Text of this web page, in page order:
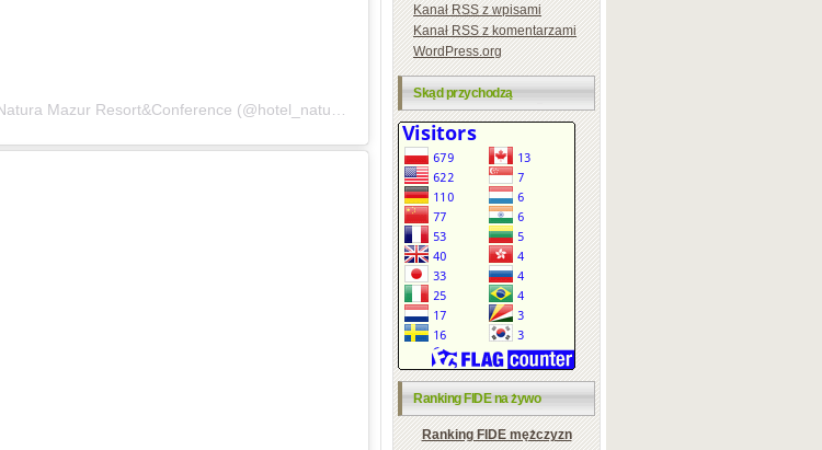
KanałRSSz wpisami
KanałRSSz komentarzami
WordPress.org
Skąd przychodzą
Ranking FIDE na żywo
Ranking FIDE mężczyzn